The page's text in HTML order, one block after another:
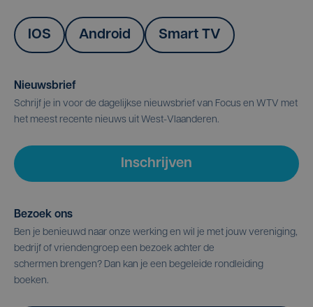
IOS Android Smart TV
Nieuwsbrief
Schrijf je in voor de dagelijkse nieuwsbrief van Focus en WTV met
het meest recente nieuws uit West-Vlaanderen.
Inschrijven
Bezoek ons
Ben je benieuwd naar onze werking en wil je met jouw vereniging,
bedrijf of vriendengroep een bezoek achter de
schermen brengen? Dan kan je een begeleide rondleiding
boeken.